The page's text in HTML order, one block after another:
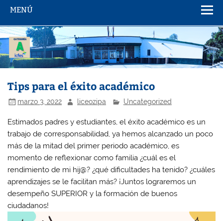
MENÚ
Tips para el éxito académico
marzo 3, 2022 liceozipa Uncategorized
Estimados padres y estudiantes, el éxito académico es un
trabajo de corresponsabilidad, ya hemos alcanzado un poco
más de la mitad del primer periodo académico, es
momento de reflexionar como familia ¿cuál es el
rendimiento de mi hij@? ¿qué dificultades ha tenido? ¿cuáles
aprendizajes se le facilitan más? ¡Juntos lograremos un
desempeño SUPERIOR y la formación de buenos
ciudadanos!